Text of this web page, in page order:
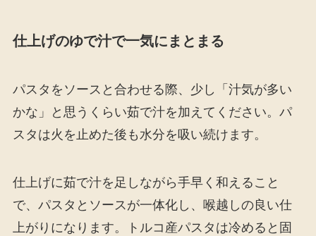
仕上げのゆで汁で一気にまとまる
パスタをソースと合わせる際、少し「汁気が多い
かな」と思うくらい茹で汁を加えてください。パ
スタは火を止めた後も水分を吸い続けます。
仕上げに茹で汁を足しながら手早く和えること
で、パスタとソースが一体化し、喉越しの良い仕
上がりになります。トルコ産パスタは冷めると固